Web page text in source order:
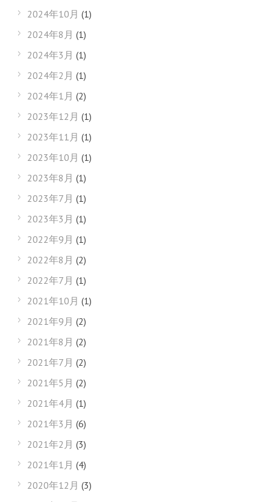
2024年10月 (1)
2024年8月 (1)
2024年3月 (1)
2024年2月 (1)
2024年1月 (2)
2023年12月 (1)
2023年11月 (1)
2023年10月 (1)
2023年8月 (1)
2023年7月 (1)
2023年3月 (1)
2022年9月 (1)
2022年8月 (2)
2022年7月 (1)
2021年10月 (1)
2021年9月 (2)
2021年8月 (2)
2021年7月 (2)
2021年5月 (2)
2021年4月 (1)
2021年3月 (6)
2021年2月 (3)
2021年1月 (4)
2020年12月 (3)